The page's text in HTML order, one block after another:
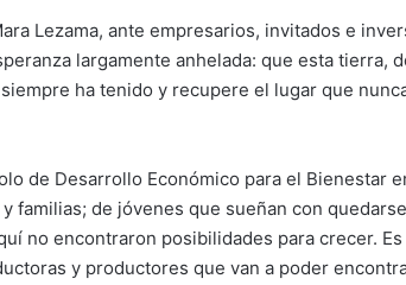
Lezama, ante empresarios, invitados e
largamente anhelada: que esta tierra,
ha tenido y recupere el lugar que
de Desarrollo Económico para el Bienestar
familias; de jóvenes que sueñan con
no encontraron posibilidades para crecer.
y productores que van a poder